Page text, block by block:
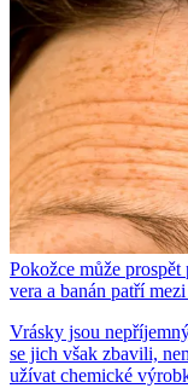
Pokožce může
vera a banán patří
Vrásky jsou
se jich však zbavili,
užívat chemické